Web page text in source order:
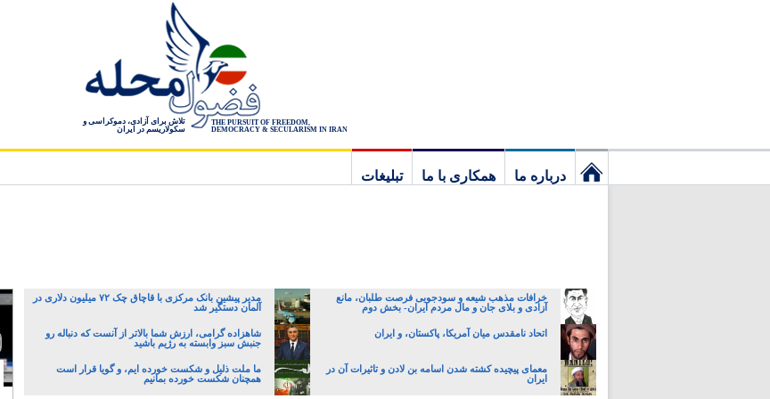
THE PURSUIT OF FREEDOM,
DEMOCRACY & SECULARISM IN IRAN
تلاش برای آزادی، دموکراسی و
سکولاریسم در ایران
درباره ما همکاری با ما
تبلیغات
خرافات مذهب شیعه و سودجویی فرصت طلبان، مانع
آزادی و بلای جان و مال مردم ایران- بخش دوم
مدیر پیشین بانک مرکزی با قاچاق چک ۷۲ میلیون دلاری در
آلمان دستگیر شد
اتحاد نامقدس میان آمریکا، پاکستان، و ایران
شاهزاده گرامی، ارزش شما بالاتر از آنست که دنباله رو
جنبش سبز وابسته به رژیم باشید
معمای پیچیده کشته شدن اسامه بن لادن و تاثیرات آن در
ایران
ما ملت ذلیل و شکست خورده ایم، و گویا قرار است
همچنان شکست خورده بمانیم